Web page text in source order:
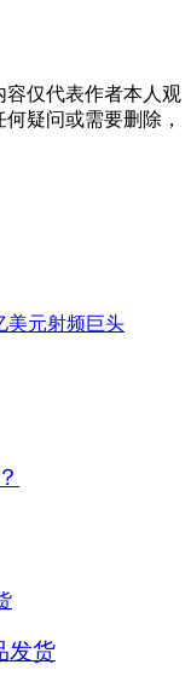
容仅代表作者本人观
疑问或需要删除，
美元射频巨头
发货